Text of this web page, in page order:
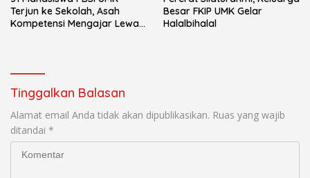
Terjun ke Sekolah, Asah
Kompetensi Mengajar Lewat
Besar FKIP UMK Gelar
Halalbihalal
Tinggalkan Balasan
Alamat email Anda tidak akan dipublikasikan. Ruas yang wajib
ditandai *